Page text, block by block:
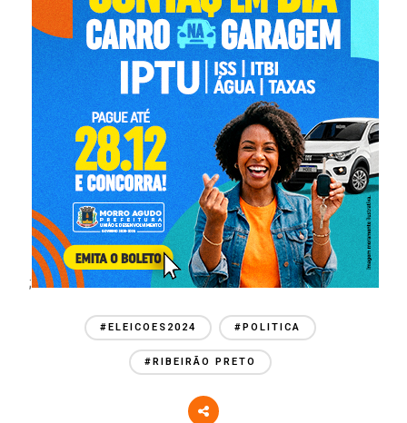
;
#ELEICOES2024 #POLITICA
#RIBEIRÃO PRETO